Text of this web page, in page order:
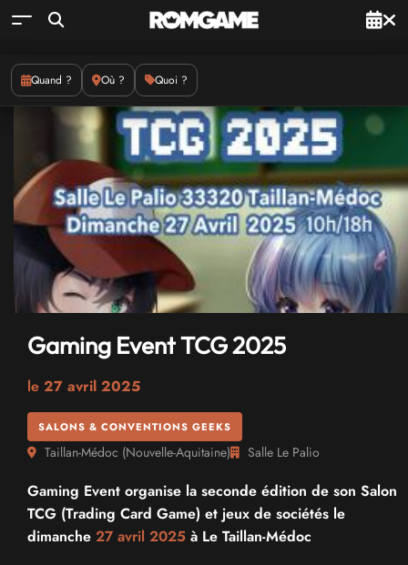
Quand ? Où ? Quoi ?
Gaming Event TCG 2025
le 27 avril 2025
SALONS & CONVENTIONS GEEKS
Taillan-Médoc (Nouvelle-Aquitaine) Salle Le Palio
Gaming Event organise la seconde édition de son Salon
TCG (Trading Card Game) et jeux de sociétés le
dimanche 27 avril 2025 à Le Taillan-Médoc